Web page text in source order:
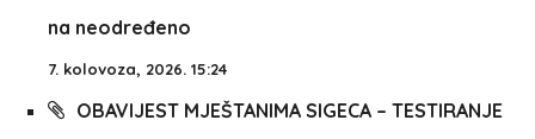
na neodređeno
7. kolovoza, 2026. 15:24
OBAVIJEST MJEŠTANIMA SIGECA – TESTIRANJE